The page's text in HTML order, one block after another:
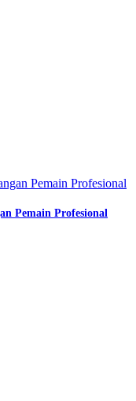
Pemain Profesional